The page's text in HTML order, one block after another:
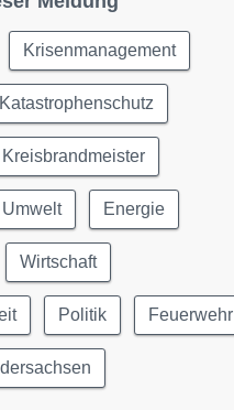
Krisenmanagement
Katastrophenschutz
Kreisbrandmeister
Umwelt Energie
Wirtschaft
Politik Feuerwehr